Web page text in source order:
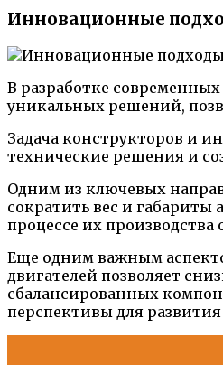
Инновационные
В разработке
уникальных решений,
Задача конструкторов и
технические решения и
Одним из ключевых
сократить вес и
процессе их
Еще одним важным
двигателей позволяет
сбалансированных
перспективы для